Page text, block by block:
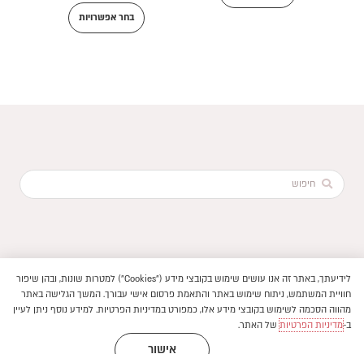
בחר אפשרויות
Search
2026 © ספרים בעלמא || כל
הזכויות שמורות
תנאי שימוש באתר
הצהרת נגישות
הוקם ב ❤ על ידי –לימונדה 2.0
–פיתוח חנויות ואתרי תוכן
לידיעתך, באתר זה אנו עושים שימוש בקובצי מידע ("Cookies") למטרות שונות, ובהן שיפור
חוויית המשתמש, ניתוח שימוש באתר והתאמת פרסום אישי עבורך. המשך הגלישה באתר
מהווה הסכמה לשימוש בקובצי מידע אלו, כמפורט במדיניות הפרטיות. למידע נוסף ניתן לעיין
ב-מדיניות הפרטיותשל האתר.
אישור